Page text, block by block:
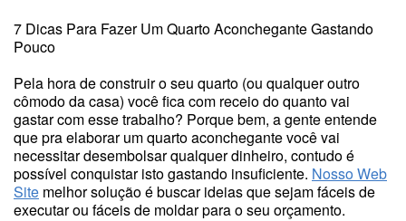
7 Dicas Para Fazer Um Quarto Aconchegante Gastando
Pouco
Pela hora de construir o seu quarto (ou qualquer outro
cômodo da casa) você fica com receio do quanto vai
gastar com esse trabalho? Porque bem, a gente entende
que pra elaborar um quarto aconchegante você vai
necessitar desembolsar qualquer dinheiro, contudo é
possível conquistar isto gastando insuficiente. Nosso Web
Site melhor solução é buscar ideias que sejam fáceis de
executar ou fáceis de moldar para o seu orçamento.